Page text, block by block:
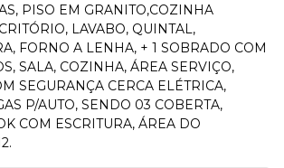
PISO EM GRANITO,COZINHA
LAVABO, QUINTAL,
FORNO A LENHA, + 1 SOBRADO COM
SALA, COZINHA, ÁREA SERVIÇO,
SEGURANÇA CERCA ELÉTRICA,
P/AUTO, SENDO 03 COBERTA,
COM ESCRITURA, ÁREA DO